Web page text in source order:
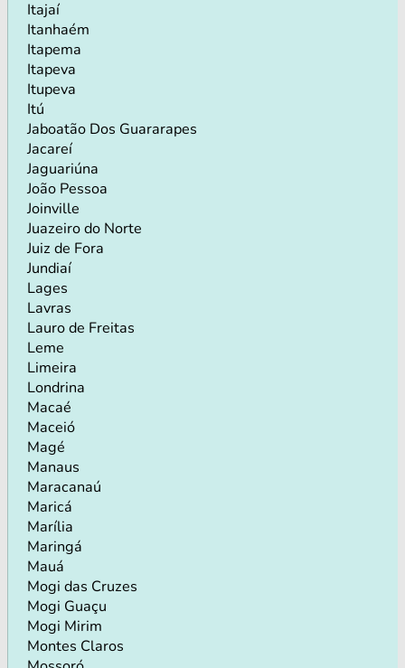
Itajaí
Itanhaém
Itapema
Itapeva
Itupeva
Itú
Jaboatão Dos Guararapes
Jacareí
Jaguariúna
João Pessoa
Joinville
Juazeiro do Norte
Juiz de Fora
Jundiaí
Lages
Lavras
Lauro de Freitas
Leme
Limeira
Londrina
Macaé
Maceió
Magé
Manaus
Maracanaú
Maricá
Marília
Maringá
Mauá
Mogi das Cruzes
Mogi Guaçu
Mogi Mirim
Montes Claros